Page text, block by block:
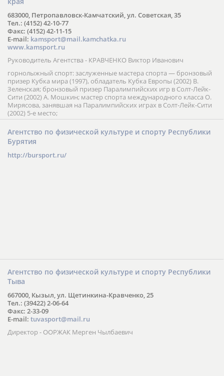
683000, Петропавловск-Камчатский, ул. Советская, 35
Тел.: (4152) 42-10-77
Факс: (4152) 42-11-15
E-mail: kamsport@mail.kamchatka.ru
www.kamsport.ru
Руководитель Агентства - КРАВЧЕНКО Виктор Иванович
горнолыжный спорт: заслуженные мастера спорта — бронзовый
призер Кубка мира (1997), обладатель Кубка Европы (2002) В.
Зеленская; бронзовый призер Паралимпийских игр в Солт-Лейк-
Сити (2002) А. Мошкин; мастер спорта международного класса О.
Мирясова, занявшая на Паралимпийских играх в Солт-Лейк-Сити
(2002) 5-е место;
Агентство по физической культуре и спорту Республики
Бурятия
http://bursport.ru/
Агентство по физической культуре и спорту Республики
Тыва
667000, Кызыл, ул. Щетинкина-Кравченко, 25
Тел.: (39422) 2-06-64
Факс: 2-33-09
E-mail: tuvasport@mail.ru
Директор - ООРЖАК Мерген Чылбаевич